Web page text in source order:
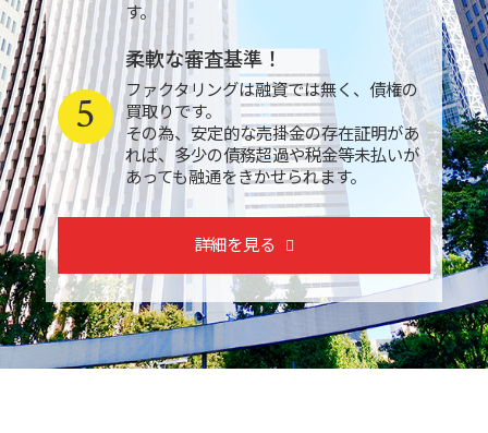
す。
柔軟な審査基準！
ファクタリングは融資では無く、債権の
買取りです。
その為、安定的な売掛金の存在証明があ
れば、多少の債務超過や税金等未払いが
あっても融通をきかせられます。
5
詳細を見る